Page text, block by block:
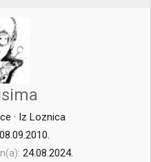
· Iz Loznica
08.09.2010.
24.08.2024.